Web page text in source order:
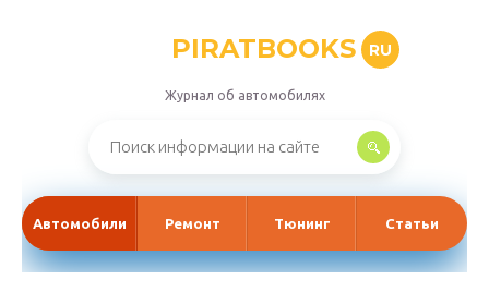
PIRATBOOKS RU
Журнал об автомобилях
Автомобили Ремонт Тюнинг Статьи